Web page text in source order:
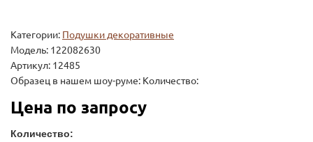
Категории: Подушки декоративные
Модель: 122082630
Артикул: 12485
Образец в нашем шоу-руме: Количество:
Цена по запросу
Количество: